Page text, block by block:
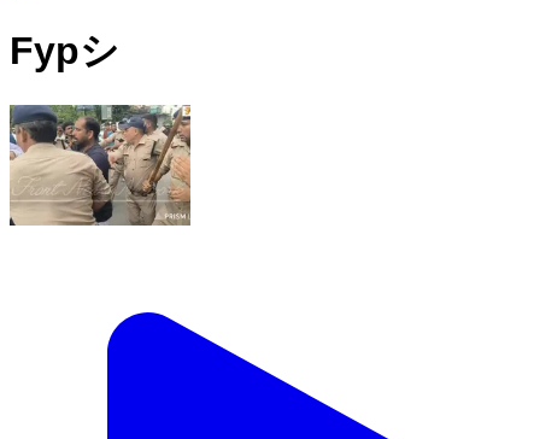
Fypシ゚